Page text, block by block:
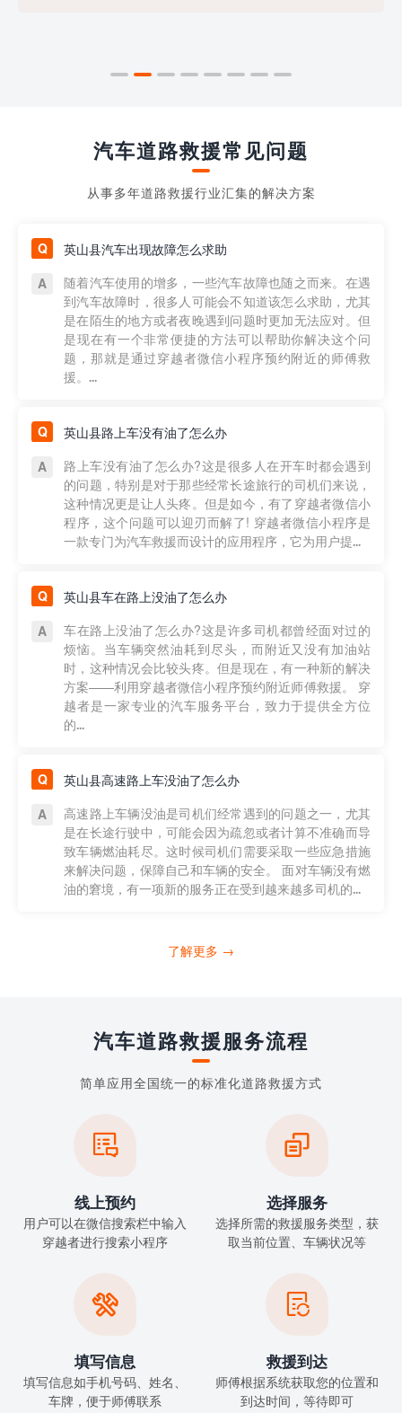
汽车道路救援常见问题
从事多年道路救援行业汇集的解决方案
英山县汽车出现故障怎么求助
随着汽车使用的增多，一些汽车故障也随之而来。在遇
到汽车故障时，很多人可能会不知道该怎么求助，尤其
是在陌生的地方或者夜晚遇到问题时更加无法应对。但
是现在有一个非常便捷的方法可以帮助你解决这个问
题，那就是通过穿越者微信小程序预约附近的师傅救
援。...
英山县路上车没有油了怎么办
路上车没有油了怎么办?这是很多人在开车时都会遇到
的问题，特别是对于那些经常长途旅行的司机们来说，
这种情况更是让人头疼。但是如今，有了穿越者微信小
程序，这个问题可以迎刃而解了! 穿越者微信小程序是
一款专门为汽车救援而设计的应用程序，它为用户提...
英山县车在路上没油了怎么办
车在路上没油了怎么办?这是许多司机都曾经面对过的
烦恼。当车辆突然油耗到尽头，而附近又没有加油站
时，这种情况会比较头疼。但是现在，有一种新的解决
方案——利用穿越者微信小程序预约附近师傅救援。 穿
越者是一家专业的汽车服务平台，致力于提供全方位
的...
英山县高速路上车没油了怎么办
高速路上车辆没油是司机们经常遇到的问题之一，尤其
是在长途行驶中，可能会因为疏忽或者计算不准确而导
致车辆燃油耗尽。这时候司机们需要采取一些应急措施
来解决问题，保障自己和车辆的安全。 面对车辆没有燃
油的窘境，有一项新的服务正在受到越来越多司机的...
了解更多 →
汽车道路救援服务流程
简单应用全国统一的标准化道路救援方式

线上预约
用户可以在微信搜索栏中输入
穿越者进行搜索小程序

选择服务
选择所需的救援服务类型，获
取当前位置、车辆状况等

填写信息
填写信息如手机号码、姓名、
车牌，便于师傅联系

救援到达
师傅根据系统获取您的位置和
到达时间，等待即可